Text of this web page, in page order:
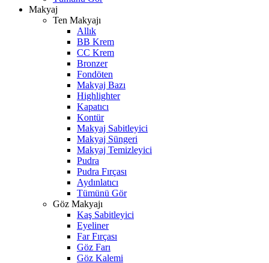
Makyaj
Ten Makyajı
Allık
BB Krem
CC Krem
Bronzer
Fondöten
Makyaj Bazı
Highlighter
Kapatıcı
Kontür
Makyaj Sabitleyici
Makyaj Süngeri
Makyaj Temizleyici
Pudra
Pudra Fırçası
Aydınlatıcı
Tümünü Gör
Göz Makyajı
Kaş Sabitleyici
Eyeliner
Far Fırçası
Göz Farı
Göz Kalemi